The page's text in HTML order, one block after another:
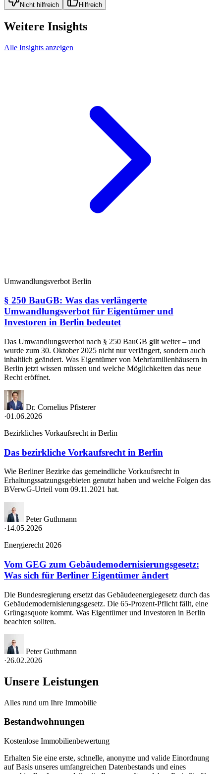
Nicht hilfreich Hilfreich
Weitere Insights
Alle Insights anzeigen
Umwandlungsverbot Berlin
§ 250 BauGB: Was das verlängerte
Umwandlungsverbot für Eigentümer und
Investoren in Berlin bedeutet
Das Umwandlungsverbot nach § 250 BauGB gilt weiter – und
wurde zum 30. Oktober 2025 nicht nur verlängert, sondern auch
inhaltlich geändert. Was Eigentümer von Mehrfamilienhäusern in
Berlin jetzt wissen müssen und welche Möglichkeiten das neue
Recht eröffnet.
Dr. Cornelius Pfisterer
·01.06.2026
Bezirkliches Vorkaufsrecht in Berlin
Das bezirkliche Vorkaufsrecht in Berlin
Wie Berliner Bezirke das gemeindliche Vorkaufsrecht in
Erhaltungssatzungsgebieten genutzt haben und welche Folgen das
BVerwG-Urteil vom 09.11.2021 hat.
Peter Guthmann
·14.05.2026
Energierecht 2026
Vom GEG zum Gebäudemodernisierungsgesetz:
Was sich für Berliner Eigentümer ändert
Die Bundesregierung ersetzt das Gebäudeenergiegesetz durch das
Gebäudemodernisierungsgesetz. Die 65-Prozent-Pflicht fällt, eine
Grüngasquote kommt. Was Eigentümer und Investoren in Berlin
beachten sollten.
Peter Guthmann
·26.02.2026
Unsere Leistungen
Alles rund um Ihre Immobilie
Bestandwohnungen
Kostenlose Immobilienbewertung
Erhalten Sie eine erste, schnelle, anonyme und valide Einordnung
auf Basis unseres umfangreichen Datenbestands und eines